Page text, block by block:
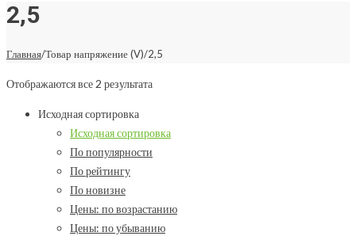
2,5
Главная/Товар напряжение (V)/2,5
Отображаются все 2 результата
Исходная сортировка
Исходная сортировка
По популярности
По рейтингу
По новизне
Цены: по возрастанию
Цены: по убыванию